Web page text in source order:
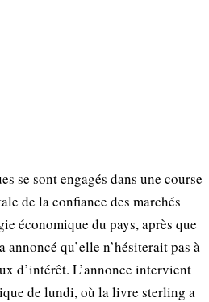
se sont engagés dans une course
de la confiance des marchés
économique du pays, après que
annoncé qu’elle n’hésiterait pas à
d’intérêt. L’annonce intervient
de lundi, où la livre sterling a